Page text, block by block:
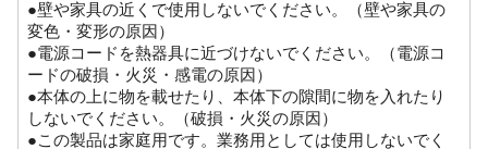
●壁や家具の近くで使用しないでください。（壁や家具の
変色・変形の原因）
●電源コードを熱器具に近づけないでください。（電源コ
ードの破損・火災・感電の原因）
●本体の上に物を載せたり、本体下の隙間に物を入れたり
しないでください。（破損・火災の原因）
●この製品は家庭用です。業務用としては使用しないでく